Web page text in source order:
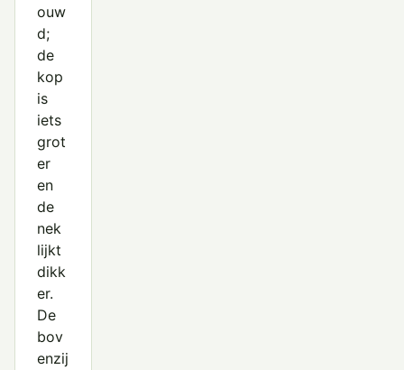
ouw
d;
de
kop
is
iets
grot
er
en
de
nek
lijkt
dikk
er.
De
bov
enzij